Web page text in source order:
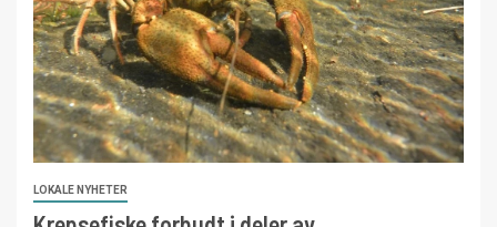
LOKALE NYHETER